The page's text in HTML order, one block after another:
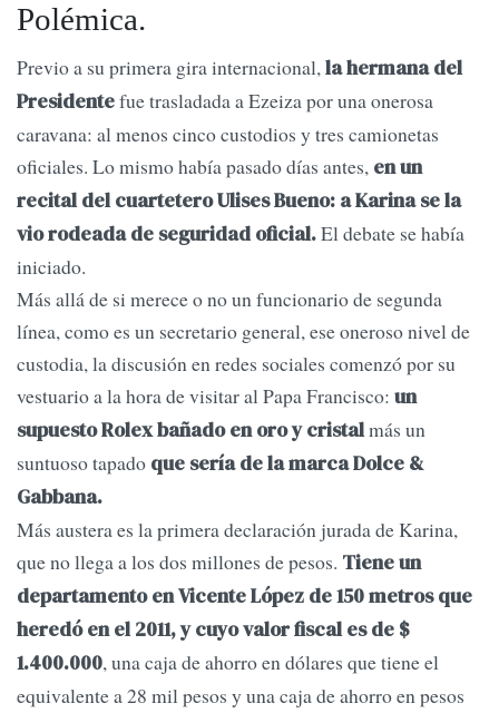
Polémica.
Previo a su primera gira internacional,la hermana del
Presidentefue trasladada a Ezeiza por una onerosa
caravana: al menos cinco custodios y tres camionetas
oficiales. Lo mismo había pasado días antes, en un
recital del cuartetero Ulises Bueno: a Karina se la
vio rodeada de seguridad oficial.El debate se había
iniciado.
Más allá de si merece o no un funcionario de segunda
línea, como es un secretario general, ese oneroso nivel de
custodia, la discusión en redes sociales comenzó por su
vestuario a la hora de visitar al Papa Francisco: un
supuesto Rolex bañado en oro y cristalmás un
suntuoso tapado que sería de la marca Dolce &
Gabbana.
Más austera es la primera declaración jurada de Karina,
que no llega a los dos millones de pesos. Tiene un
departamento en Vicente López de 150 metros que
heredó en el 2011, y cuyo valor fiscal es de $
1.400.000, una caja de ahorro en dólares que tiene el
equivalente a 28 mil pesos y una caja de ahorro en pesos